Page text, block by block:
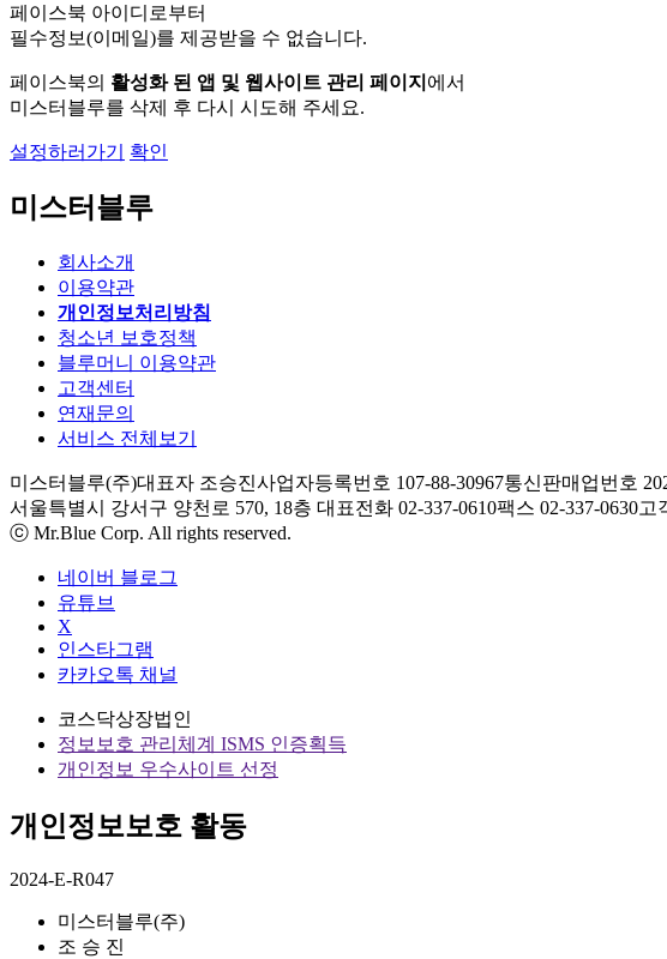
페이스북 아이디로부터
필수정보(이메일)를 제공받을 수 없습니다.
페이스북의 활성화 된 앱 및 웹사이트 관리 페이지 에서
미스터블루를 삭제 후 다시 시도해 주세요.
설정하러가기 확인
미스터블루
회사소개
이용약관
개인정보처리방침
청소년 보호정책
블루머니 이용약관
고객센터
연재문의
서비스 전체보기
미스터블루(주)대표자 조승진사업자등록번호 107-88-30967통신판매업번호
서울특별시 강서구 양천로 570, 18층 대표전화 02-337-0610팩스 02-337-0630고
ⓒ Mr.Blue Corp. All rights reserved.
네이버 블로그
유튜브
X
인스타그램
카카오톡 채널
코스닥상장법인
정보보호 관리체계 ISMS 인증획득
개인정보 우수사이트 선정
개인정보보호 활동
2024-E-R047
미스터블루(주)
조 승 진